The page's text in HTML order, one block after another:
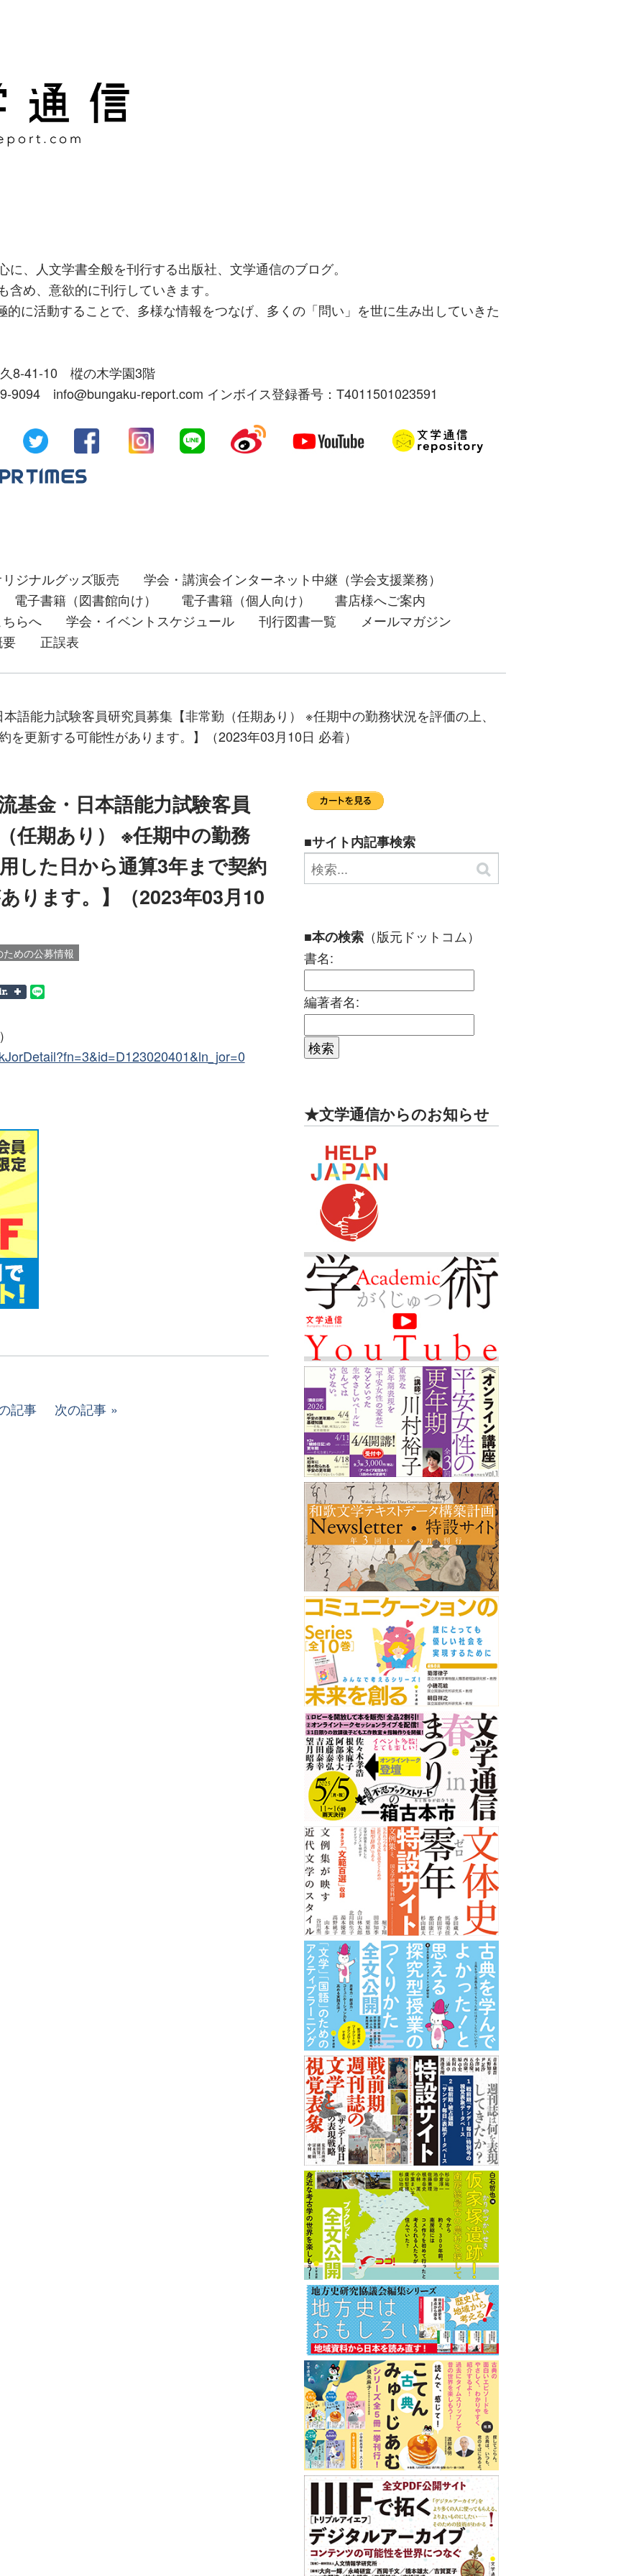
、人文学書全般を刊行する出版社、文学通信のブログ。
め、意欲的に刊行していきます。
に活動することで、多様な情報をつなげ、多くの「問い」を世に生み出していきた
8-41-10 樅の木学園3階
9094 info@bungaku-report.com インボイス登録番号：T4011501023591
ジナルグッズ販売
学会・講演会インターネット中継（学会支援業務）
電子書籍（図書館向け）
電子書籍（個人向け）
書店様へご案内
らへ
学会・イベントスケジュール 刊行図書一覧
メールマガジン
正誤表
語能力試験客員研究員募集【非常勤（任期あり） ※任期中の勤務状況を評価の上、
を更新する可能性があります。】（2023年03月10日 必着）
基金・日本語能力試験客員
任期あり） ※任期中の勤務
した日から通算3年まで契約
ります。】（2023年03月10
めの公募情報
記事 次の記事
■サイト内記事検索
■本の検索（版元ドットコム）
書名:
編著者名:
★文学通信からのお知らせ